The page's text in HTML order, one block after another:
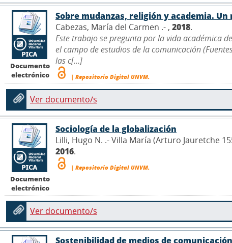
Documento
electrónico
Sobre mudanzas, religión y academia.
Cabezas, María del Carmen .- , 2018.
Este trabajo se pregunta por la vida académica
el campo de estudios de la comunicación
las c[...]
| Repositorio Digital UNVM.
Ver documento/s
Documento
electrónico
Sociología de la globalización
Lilli, Hugo N. .- Villa María (Arturo Jauretche
2016.
| Repositorio Digital UNVM.
Ver documento/s
Sostenibilidad de medios de